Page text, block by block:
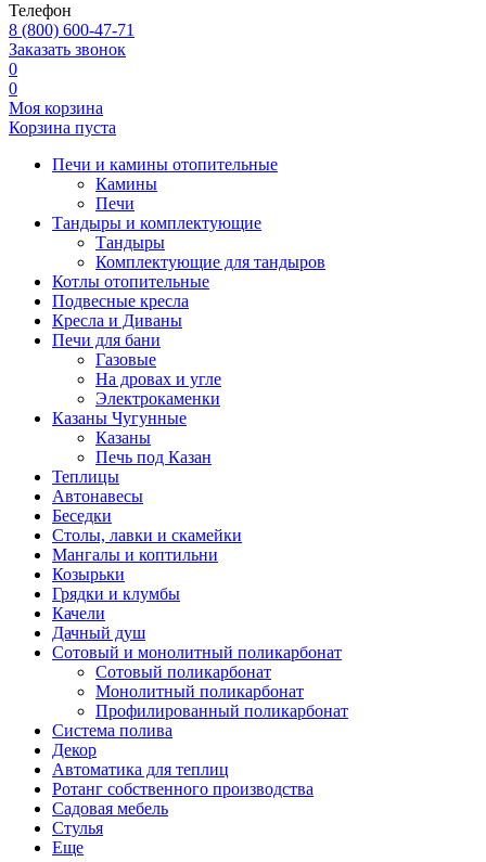
Телефон
8 (800) 600-47-71
Заказать звонок
0
0
Моя корзина
Корзина пуста
Печи и камины отопительные
Камины
Печи
Тандыры и комплектующие
Тандыры
Комплектующие для тандыров
Котлы отопительные
Подвесные кресла
Кресла и Диваны
Печи для бани
Газовые
На дровах и угле
Электрокаменки
Казаны Чугунные
Казаны
Печь под Казан
Теплицы
Автонавесы
Беседки
Столы, лавки и скамейки
Мангалы и коптильни
Козырьки
Грядки и клумбы
Качели
Дачный душ
Сотовый и монолитный поликарбонат
Сотовый поликарбонат
Монолитный поликарбонат
Профилированный поликарбонат
Система полива
Декор
Автоматика для теплиц
Ротанг собственного производства
Садовая мебель
Стулья
Еще